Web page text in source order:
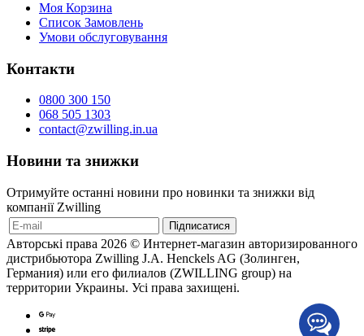
Моя Корзина
Список Замовлень
Умови обслуговування
Контакти
0800 300 150
068 505 1303
contact@zwilling.in.ua
Новини та знижки
Отримуйте останні новини про новинки та знижки від
компанії Zwilling
Авторські права 2026 © Интернет-магазин авторизированного
дистрибьютора Zwilling J.A. Henckels AG (Золинген,
Германия) или его филиалов (ZWILLING group) на
территории Украины. Усі права захищені.